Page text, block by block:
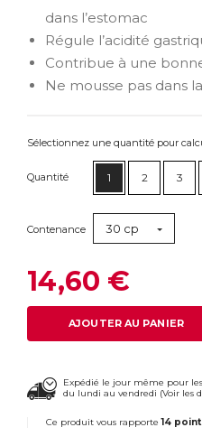
dans l’estomac
Régule l’acidité
Contribue à une
Ne mousse pas dans
Sélectionnez une quantité pour
Quantité 1 2 3
Contenance 30 cp
14,60 €
AJOUTER AU PANIER
Expédié le jour même pour
du lundi au vendredi (Voir les
Ce produit vous rapporte14